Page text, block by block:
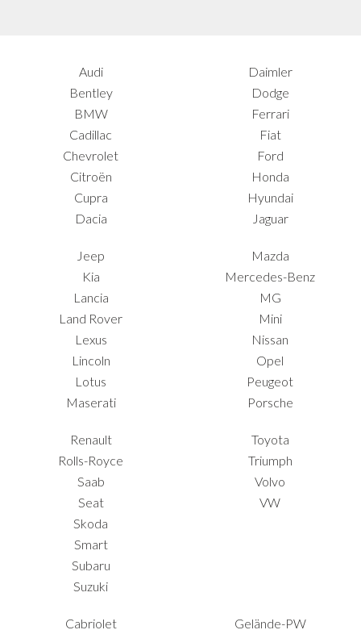
Audi
Bentley
BMW
Cadillac
Chevrolet
Citroën
Cupra
Dacia
Daimler
Dodge
Ferrari
Fiat
Ford
Honda
Hyundai
Jaguar
Jeep
Kia
Lancia
Land Rover
Lexus
Lincoln
Lotus
Maserati
Mazda
Mercedes-Benz
MG
Mini
Nissan
Opel
Peugeot
Porsche
Renault
Rolls-Royce
Saab
Seat
Skoda
Smart
Subaru
Suzuki
Toyota
Triumph
Volvo
VW
Cabriolet Gelände-PW